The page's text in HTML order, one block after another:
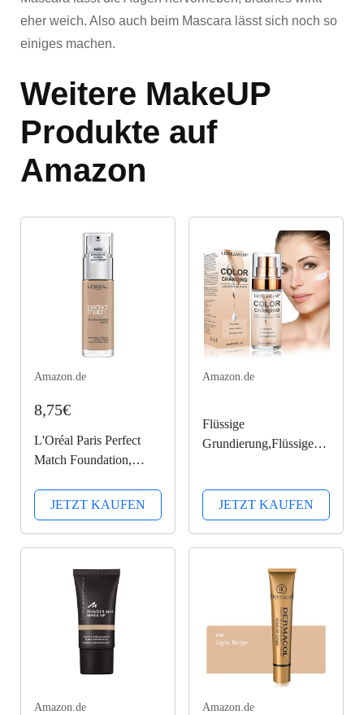
eher weich. Also auch beim Mascara lässt sich noch so
einiges machen.
Weitere MakeUP
Produkte auf
Amazon
Amazon.de
8,75€
L'Oréal Paris Perfect
Match Foundation,
deckend und
feuchtigkeitsspendend
für einen natürlichen
JETZT KAUFEN
Amazon.de
Flüssige
Grundierung,Flüssiges
flüssige
Grundierung,Make-up-
JETZT KAUFEN
Amazon.de Amazon.de